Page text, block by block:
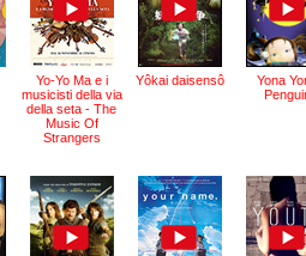
Yo-Yo Ma e i
musicisti della via
della seta - The
Music Of
Strangers
Yôkai daisensô
Yona